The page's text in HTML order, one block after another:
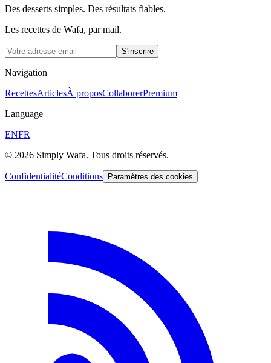
Des desserts simples. Des résultats fiables.
Les recettes de Wafa, par mail.
S'inscrire
Navigation
RecettesArticlesÀ proposCollaborerPremium
Language
ENFR
© 2026 Simply Wafa. Tous droits réservés.
ConfidentialitéConditions Paramètres des cookies